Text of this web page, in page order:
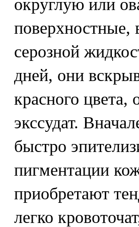
округлую или
поверхностные,
серозной
дней, они
красного
экссудат.
быстро
пигментации
приобретают
легко